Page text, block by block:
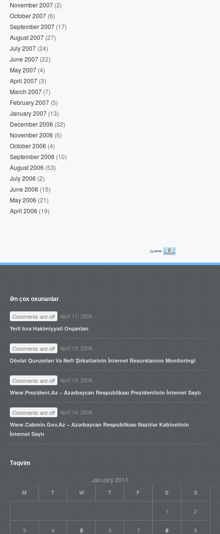
November 2007 (2)
October 2007 (6)
September 2007 (17)
August 2007 (27)
July 2007 (24)
June 2007 (22)
May 2007 (4)
April 2007 (3)
March 2007 (7)
February 2007 (5)
January 2007 (13)
December 2006 (32)
November 2006 (6)
October 2006 (4)
September 2006 (10)
August 2006 (53)
July 2006 (2)
June 2006 (15)
May 2006 (21)
April 2006 (19)
Ən çox oxunanlar
Comments are off April 11, 2006
Yerli Icra Hakimiyyəti Orqanları
Comments are off April 13, 2006
Dövlət Qurumları Və Neft Şirkətlərinin İnternet Resurslarının Monitoringi
Comments are off April 13, 2006
Www.prezident.az – Azərbaycan Respublikası Prezidentinin İnternet Saytı
Comments are off April 14, 2006
Www.cabmin.gov.az – Azərbaycan Respublikası Nazirlər Kabinetinin
İnternet Saytı
Təqvim
January 2011
M T W T F S S
1 2
3 4 5 6 7 8 9